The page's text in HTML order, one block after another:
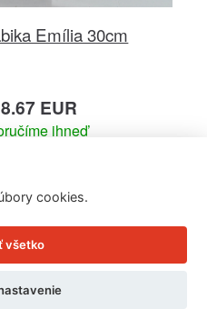
Emília 30cm
EUR
ihneď
cookies.
všetko